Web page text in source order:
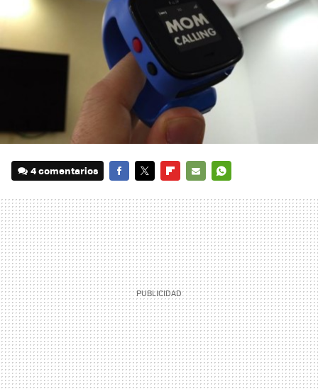
4 comentarios
MAIL